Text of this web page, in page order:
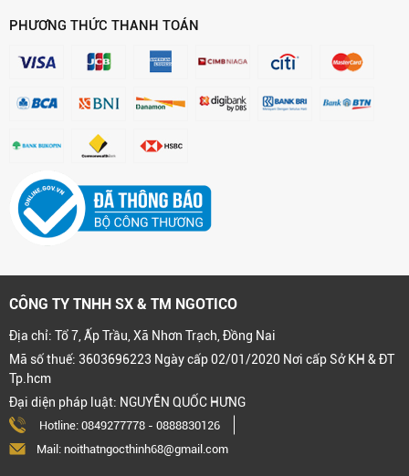
PHƯƠNG THỨC THANH TOÁN
CÔNG TY TNHH SX & TM NGOTICO
Địa chỉ: Tổ 7, Ấp Trầu, Xã Nhơn Trạch, Đồng Nai
Mã số thuế: 3603696223 Ngày cấp 02/01/2020 Nơi cấp Sở KH & ĐT
Tp.hcm
Đại diện pháp luật: NGUYỄN QUỐC HƯNG
Hotline: 0849277778 - 0888830126
Mail: noithatngocthinh68@gmail.com